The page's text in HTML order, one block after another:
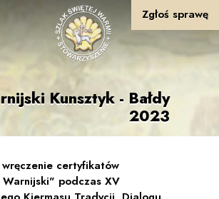
Zgłoś sprawę
Kunsztyk - Bałdy
2023
certyfikatów
podczas XV